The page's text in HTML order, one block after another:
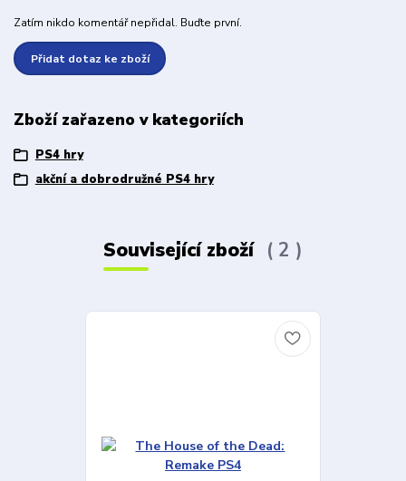
Zatím nikdo komentář nepřidal. Buďte první.
Přidat dotaz ke zboží
Zboží zařazeno v kategoriích
PS4 hry
akční a dobrodružné PS4 hry
Související zboží 2